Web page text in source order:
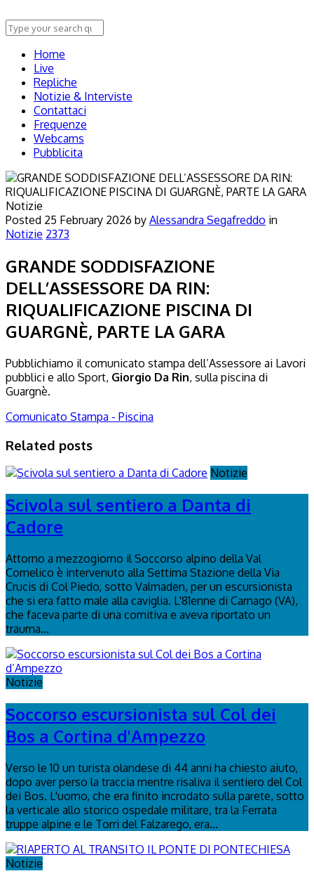
Home
Live
Repliche
Notizie & Interviste
Contattaci
Frequenze
Webcams
Pubblicita
Notizie
Posted 25 February 2026 by Alessandra Segafreddo in
Notizie 2373
GRANDE SODDISFAZIONE
DELL’ASSESSORE DA RIN:
RIQUALIFICAZIONE PISCINA DI
GUARGNÈ, PARTE LA GARA
Pubblichiamo il comunicato stampa dell’Assessore ai Lavori
pubblici e allo Sport, Giorgio Da Rin, sulla piscina di
Guargnè.
Comunicato Stampa - Piscina
Related posts
Notizie
Scivola sul sentiero a Danta di
Cadore
Attorno a mezzogiorno il Soccorso alpino della Val
Comelico è intervenuto alla Settima Stazione della Via
Crucis di Col Piedo, sotto Valmaden, per un escursionista
che si era fatto male alla caviglia. L'81enne di Carnago (VA),
che faceva parte di una comitiva e aveva riportato un
trauma...
Notizie
Soccorso escursionista sul Col dei
Bos a Cortina d'Ampezzo
Verso le 10 un turista olandese di 44 anni ha chiesto aiuto,
dopo aver perso la traccia mentre risaliva il sentiero del Col
dei Bos. L'uomo, che era finito incrodato sulla parete, sotto
la verticale allo storico ospedale militare, tra la Ferrata
truppe alpine e le Torri del Falzarego, era...
Notizie